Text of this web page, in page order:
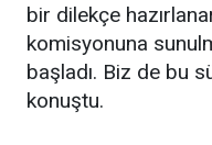
bir dilekçe
komisyonuna
başladı. Biz de bu
konuştu.